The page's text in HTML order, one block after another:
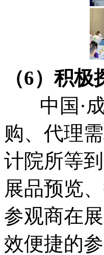
（6）积
中国·成
购、代理
计院所等
展品预览
参观商在
效便捷的